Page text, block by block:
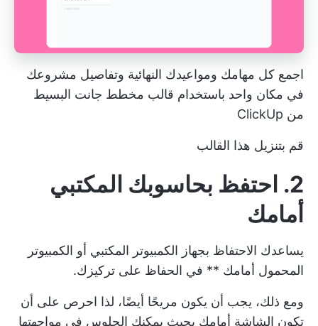
اجمع كل مهامك ومواعيدك النهائية وتفاصيل مشروعك
في مكان واحد باستخدام قالب مخطط جانت البسيط
من ClickUp
قم بتنزيل هذا القالب
2. احتفظ بحاسوبك المكتبي
أمامك
يساعدك الاحتفاظ بجهاز الكمبيوتر المكتبي أو الكمبيوتر
المحمول أمامك ** في الحفاظ على تركيزك.
ومع ذلك، يجب أن يكون مريحًا أيضًا، لذا احرص على أن
تكون الشاشة أمامك بحيث يمكنك الجلوس في مواجهتها